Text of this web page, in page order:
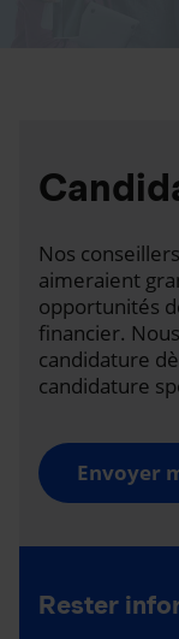
Nos
aimeraient
opportunités
financier.
candidature
candidature
Envoyer
Rester